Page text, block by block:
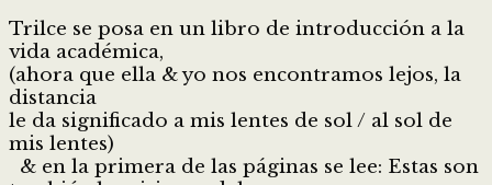
Trilce se posa en un libro de introducción a la
vida académica,
(ahora que ella & yo nos encontramos lejos, la
distancia
le da significado a mis lentes de sol / al sol de
mis lentes)
& en la primera de las páginas se lee: Estas son